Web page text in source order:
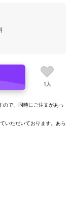
1人
ので、同時にご注文があっ
いただいております。あら